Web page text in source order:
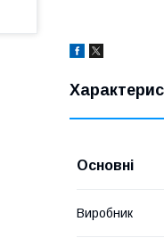
Основні
Виробник